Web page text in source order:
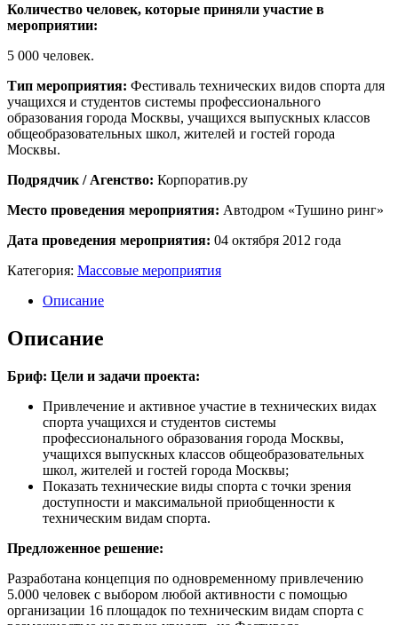
Количество человек, которые приняли участие в
мероприятии:
5 000 человек.
Тип мероприятия: Фестиваль технических видов спорта для
учащихся и студентов системы профессионального
образования города Москвы, учащихся выпускных классов
общеобразовательных школ, жителей и гостей города
Москвы.
Подрядчик / Агенство: Корпоратив.ру
Место проведения мероприятия: Автодром «Тушино ринг»
Дата проведения мероприятия: 04 октября 2012 года
Категория: Массовые мероприятия
Описание
Описание
Бриф: Цели и задачи проекта:
Привлечение и активное участие в технических видах
спорта учащихся и студентов системы
профессионального образования города Москвы,
учащихся выпускных классов общеобразовательных
школ, жителей и гостей города Москвы;
Показать технические виды спорта с точки зрения
доступности и максимальной приобщенности к
техническим видам спорта.
Предложенное решение:
Разработана концепция по одновременному привлечению
5.000 человек с выбором любой активности с помощью
организации 16 площадок по техническим видам спорта с